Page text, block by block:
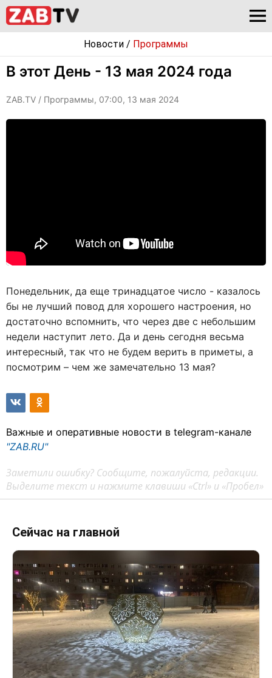
Новости / Программы
В этот День - 13 мая 2024 года
ZAB.TV / Программы, 07:00, 13 мая 2024
Понедельник, да еще тринадцатое число - казалось
бы не лучший повод для хорошего настроения, но
достаточно вспомнить, что через две с небольшим
недели наступит лето. Да и день сегодня весьма
интересный, так что не будем верить в приметы, а
посмотрим – чем же замечательно 13 мая?
Важные и оперативные новости в telegram-канале
"ZAB.RU"
Заметили ошибку? Сообщите, пожалуйста, редакции.
Выделите текст и нажмите клавиши «Ctrl» и «Пробел»
Сейчас на главной